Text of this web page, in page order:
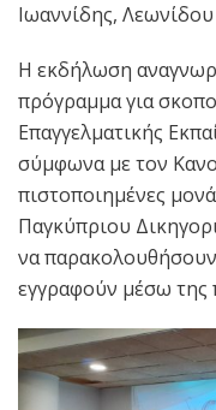
Ιωαννίδης,
Η εκδήλωση
πρόγραμμα για
Επαγγελματικής
σύμφωνα με τον
πιστοποιημένες
Παγκύπριου
να
εγγραφούν μέσω